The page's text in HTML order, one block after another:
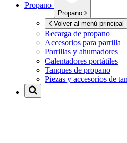
Propano
Propano
Volver al menú principal
Recarga de propano
Accesorios para parrilla
Parrillas y ahumadores
Calentadores portátiles
Tanques de propano
Piezas y accesorios de